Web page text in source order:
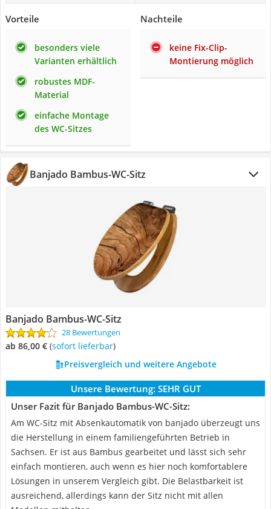
Vorteile
besonders viele
Varianten erhältlich
robustes MDF-
Material
einfache Montage
des WC-Sitzes
Nachteile
keine Fix-Clip-
Montierung möglich
Banjado Bambus-WC-Sitz
Banjado Bambus-WC-Sitz
28 Bewertungen
ab 86,00 € ( Sofort lieferbar)
Preisvergleich und weitere Angebote
Unsere Bewertung: SEHR GUT
Unser Fazit für Banjado Bambus-WC-Sitz:
Am WC-Sitz mit Absenkautomatik von banjado überzeugt uns
die Herstellung in einem familiengeführten Betrieb in
Sachsen. Er ist aus Bambus gearbeitet und lässt sich sehr
einfach montieren, auch wenn es hier noch komfortablere
Lösungen in unserem Vergleich gibt. Die Belastbarkeit ist
ausreichend, allerdings kann der Sitz nicht mit allen